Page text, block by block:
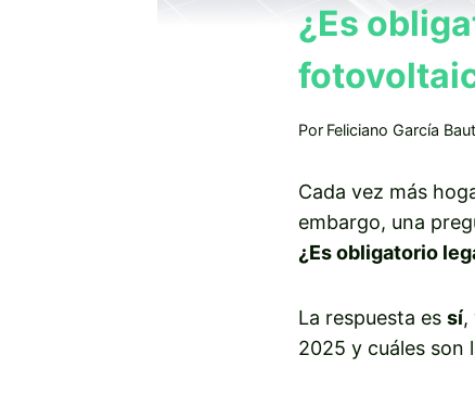
¿Es
Por Feliciano García
Cada vez más
embargo, una
¿Es obligatorio
La respuesta es sí,
2025 y cuáles son